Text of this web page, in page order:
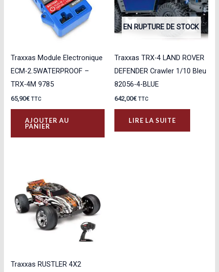
Traxxas Module Electronique
ECM-2.5WATERPROOF –
TRX-4M 9785
65,90€ TTC
AJOUTER AU
PANIER
EN RUPTURE DE STOCK
Traxxas TRX-4 LAND ROVER
DEFENDER Crawler 1/10 Bleu
82056-4-BLUE
642,00€ TTC
LIRE LA SUITE
Traxxas RUSTLER 4X2